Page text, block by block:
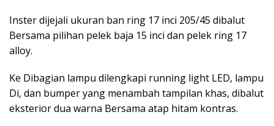
Inster dijejali ukuran ban ring 17 inci 205/45 dibalut
Bersama pilihan pelek baja 15 inci dan pelek ring 17
alloy.
Ke Dibagian lampu dilengkapi running light LED, lampu
Di, dan bumper yang menambah tampilan khas, dibalut
eksterior dua warna Bersama atap hitam kontras.